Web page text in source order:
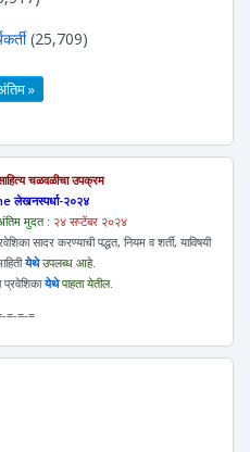
(25,709)
»
चळवळीचा उपक्रम
लेखनस्पर्धा-२०२४
मुदत : २४ सप्टेंबर २०२४
सादर करण्याची पद्धत, नियम व शर्ती, याविषयी
येथेउपलब्ध आहे.
प्रवेशिकायेथेपाहता येतील.
=-=-=